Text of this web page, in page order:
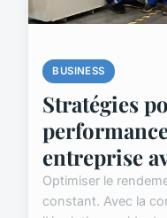
BUSINESS
Stratégies
entreprise
Optimiser le
constant. Avec la